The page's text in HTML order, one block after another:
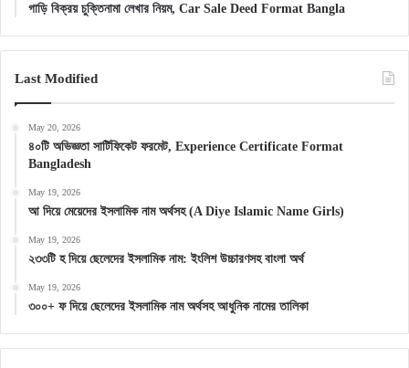
গাড়ি বিক্রয় চুক্তিনামা লেখার নিয়ম, Car Sale Deed Format Bangla
Last Modified
May 20, 2026
৪০টি অভিজ্ঞতা সার্টিফিকেট ফরমেট, Experience Certificate Format
Bangladesh
May 19, 2026
আ দিয়ে মেয়েদের ইসলামিক নাম অর্থসহ (A Diye Islamic Name Girls)
May 19, 2026
২৩৩টি হ দিয়ে ছেলেদের ইসলামিক নাম: ইংলিশ উচ্চারণসহ বাংলা অর্থ
May 19, 2026
৩০০+ ফ দিয়ে ছেলেদের ইসলামিক নাম অর্থসহ আধুনিক নামের তালিকা